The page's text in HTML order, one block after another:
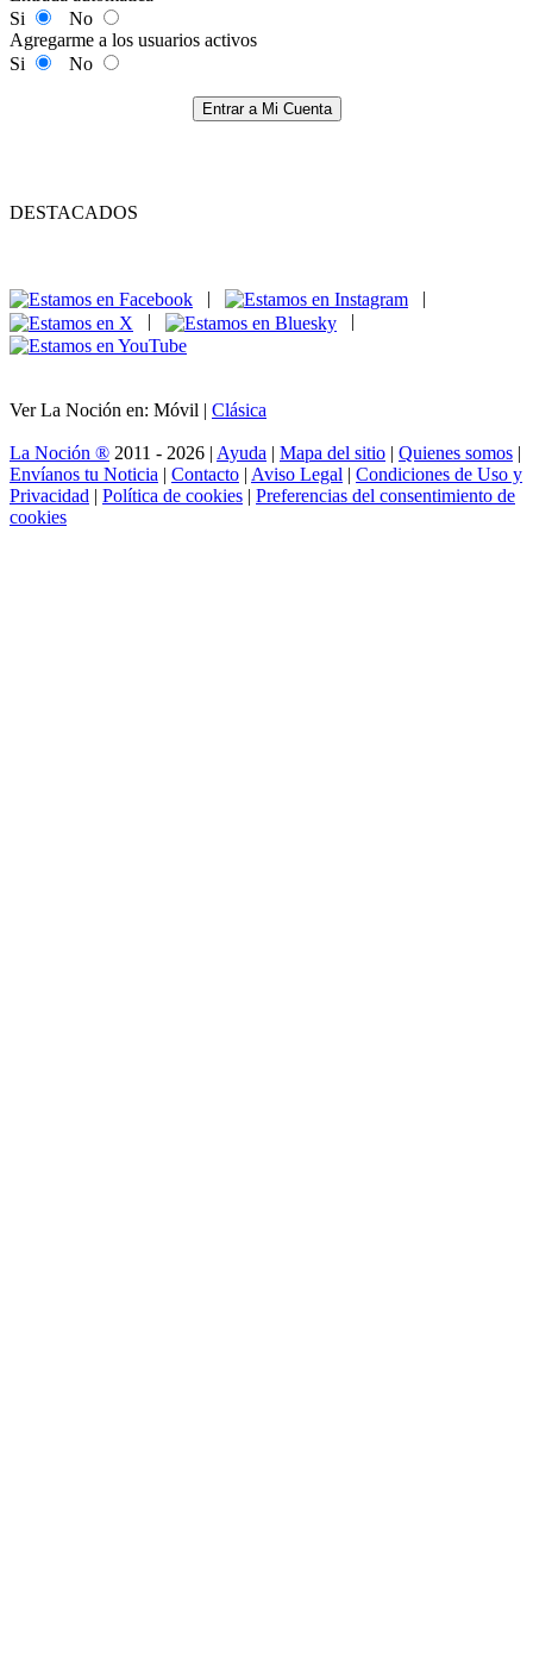
Si
No
Agregarme a los usuarios activos
Si
No
Entrar a Mi Cuenta
DESTACADOS
|
|
|
|
Ver La Noción en: Móvil | Clásica
La Noción ® 2011 - 2026 | Ayuda | Mapa del sitio | Quienes somos |
Envíanos tu Noticia | Contacto | Aviso Legal | Condiciones de Uso y
Privacidad | Política de cookies | Preferencias del consentimiento de
cookies